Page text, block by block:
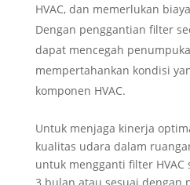
HVAC, dan memerlukan
Dengan penggantian filter
dapat mencegah
mempertahankan kondisi
komponen HVAC.
Untuk menjaga kinerja
kualitas udara dalam
untuk mengganti filter HVAC